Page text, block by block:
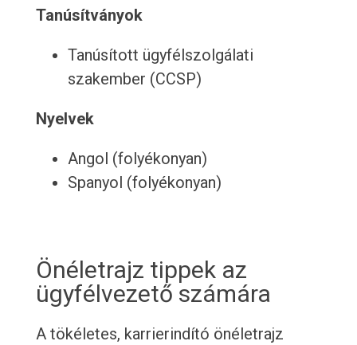
Tanúsítványok
Tanúsított ügyfélszolgálati
szakember (CCSP)
Nyelvek
Angol (folyékonyan)
Spanyol (folyékonyan)
Önéletrajz tippek az
ügyfélvezető számára
A tökéletes, karrierindító önéletrajz